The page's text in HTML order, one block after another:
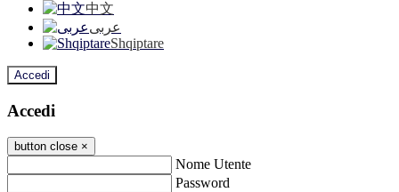
中文
عربى
Shqiptare
Accedi
Accedi
button close ×
Nome Utente
Password